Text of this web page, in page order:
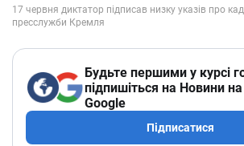
Будьте першими у курсі
підпишіться на Новини
Google
Підписатися